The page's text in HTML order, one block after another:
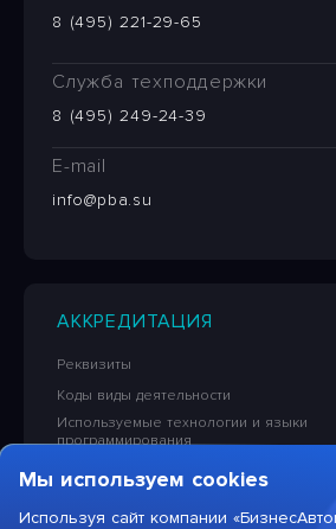
8 (495) 221-29-65
Служба техподдержки
8 (495) 249-24-39
E-mail
info@pba.su
АККРЕДИТАЦИЯ
Реквизиты
Коды виды деятельности
Используемые технологии и языки
программирования
Сведения об исключительных правах
«БизнесАвтоматика»
Мы используем cookies
Используя сайт компании